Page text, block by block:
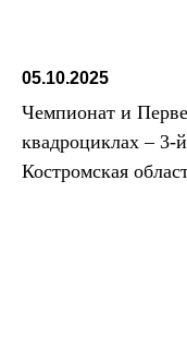
05.10.2025
Чемпионат и
квадроциклах – 3-
Костромская